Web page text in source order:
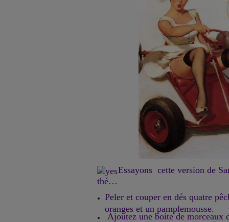
Essayons cette version de
thé…
Peler et couper en dés quatre
oranges et un pamplemousse.
Ajoutez une boite de morceaux